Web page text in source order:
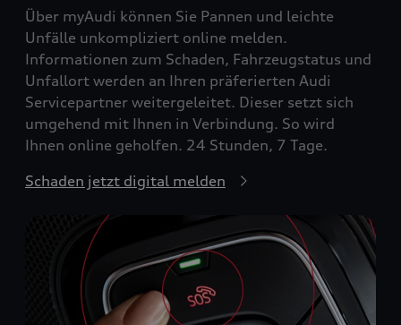
Über myAudi können Sie Pannen und leichte
Unfälle unkompliziert online melden.
Informationen zum Schaden, Fahrzeugstatus und
Unfallort werden an Ihren präferierten Audi
Servicepartner weitergeleitet. Dieser setzt sich
umgehend mit Ihnen in Verbindung. So wird
Ihnen online geholfen. 24 Stunden, 7 Tage.
Schaden jetzt digital melden